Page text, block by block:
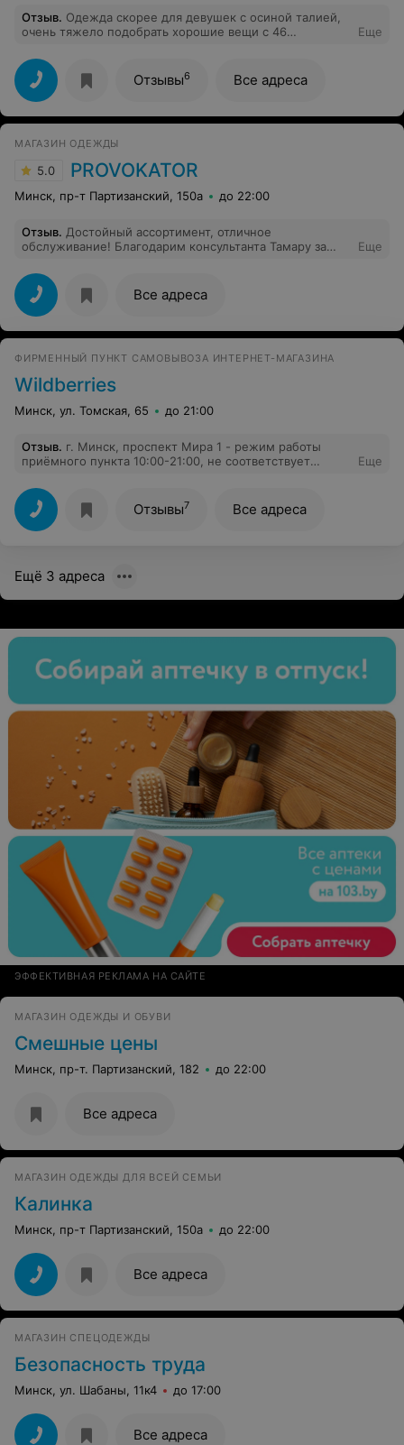
Отзыв. Одежда скорее для девушек с осиной талией,
очень тяжело подобрать хорошие вещи с 46
Еще
Отзывы6 Все адреса
МАГАЗИН ОДЕЖДЫ
5.0 PROVOKATOR
Минск, пр-т Партизанский, 150а до 22:00
Отзыв. Достойный ассортимент, отличное
обслуживание! Благодарим консультанта Тамару за
Еще
Все адреса
ФИРМЕННЫЙ ПУНКТ САМОВЫВОЗА ИНТЕРНЕТ-МАГАЗИНА
Wildberries
Минск, ул. Томская, 65 до 21:00
Отзыв. г. Минск, проспект Мира 1 - режим работы
приёмного пункта 10:00-21:00, не соответствует
перерывы. Их начало, конец, продолжительность -
нигде не указаны. Работники просто говорят, что
выдавать товар не будут, и когда начнут работать не
понятно. Хотя бы вывешивали бумажку, когда начнут
Еще
Отзывы7 Все адреса
Ещё 3 адреса
ЭФФЕКТИВНАЯ РЕКЛАМА НА САЙТЕ
МАГАЗИН ОДЕЖДЫ И ОБУВИ
Смешные цены
Минск, пр-т. Партизанский, 182 до 22:00
Все адреса
МАГАЗИН ОДЕЖДЫ ДЛЯ ВСЕЙ СЕМЬИ
Калинка
Минск, пр-т Партизанский, 150а до 22:00
Все адреса
МАГАЗИН СПЕЦОДЕЖДЫ
Безопасность труда
Минск, ул. Шабаны, 11к4 до 17:00
Все адреса